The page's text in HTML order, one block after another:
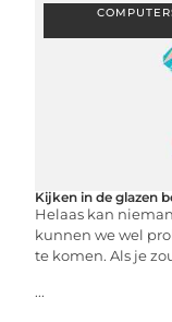
Kijken in de glazen
Helaas kan
kunnen we wel
te komen. Als je
...